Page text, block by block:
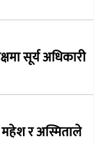
सूर्य अधिकारी
महेश र अस्मिताले